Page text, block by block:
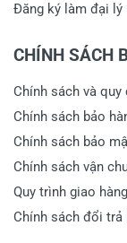
Đăng ký làm đại lý
CHÍNH SÁCH
Chính sách và quy
Chính sách bảo
Chính sách bảo
Chính sách vận
Quy trình giao hàng
Chính sách đổi trả